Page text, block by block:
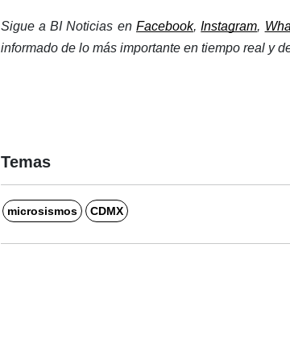
Sigue a BI Noticias en Facebook, Instagram,
informado de lo más importante en tiempo real y
Temas
microsismos CDMX